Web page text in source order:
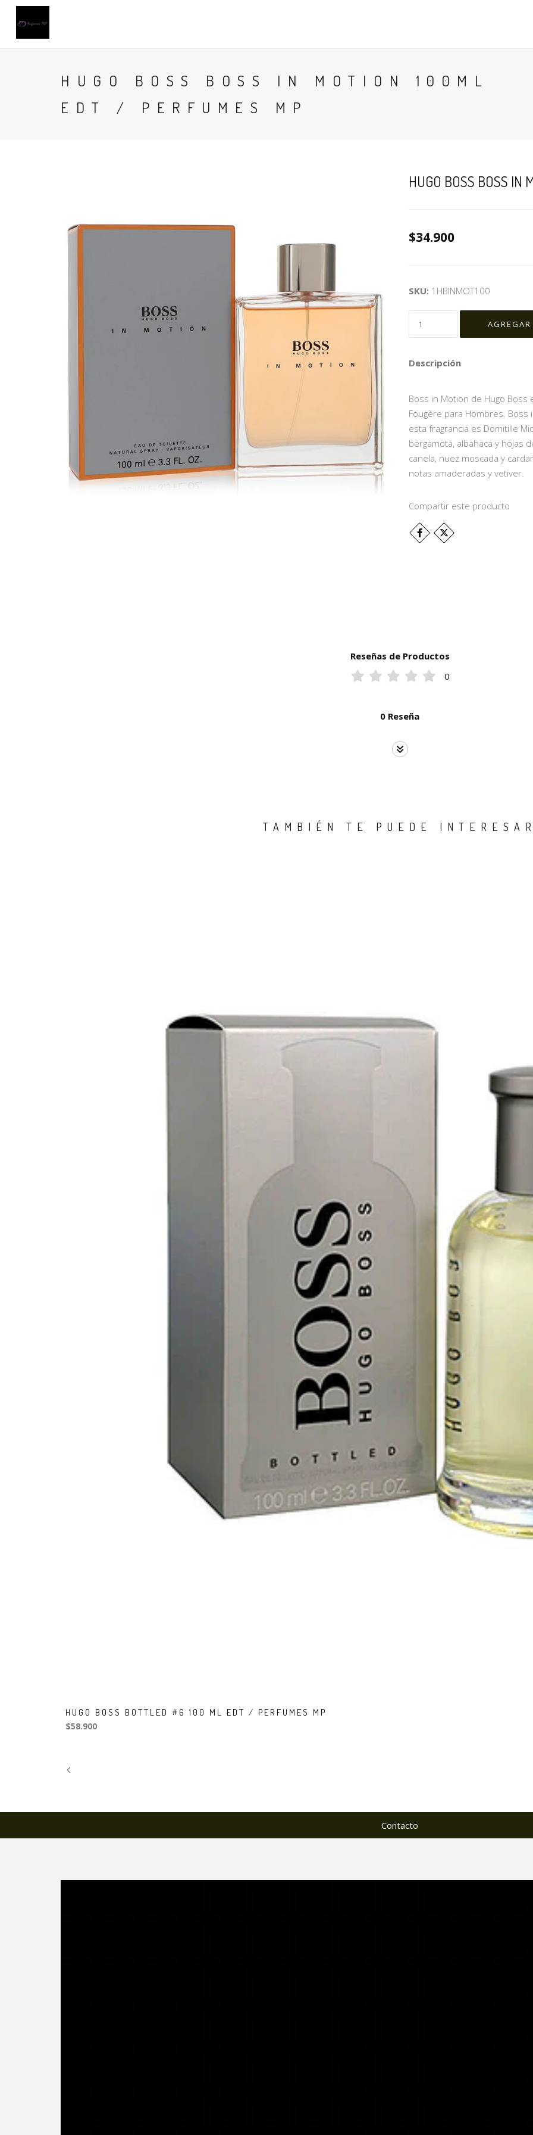
HUGO BOSS BOSS IN MOTION 100ML
EDT / PERFUMES MP
HUGO BOSS BOSS IN
$34.900
SKU: 1HBINMOT100
Descripción
Boss in Motion de Hugo Boss
Fougère para Hombres.
esta fragrancia es Domitille
bergamota, albahaca y hojas
canela, nuez moscada y
notas amaderadas y vetiver.
Compartir este producto
Reseñas de Productos
0
0 Reseña
TAMBIÉN TE PUEDE
HUGO BOSS BOTTLED #6 100 ML EDT / PERFUMES MP
$58.900
Contacto